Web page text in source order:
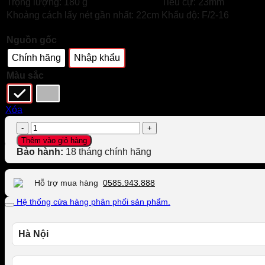
Khoảng cách lấy nét gần nhất: 22cm Khẩu độ: F/2-16
Nguồn gốc
Chính hãng
Nhập khẩu
Màu sắc
Xóa
Ống
kính
FUJIFILM
XF
23mm
f/2
WR
lượng
Thêm vào giỏ hàng
Bảo hành: 18 tháng chính hãng
Hỗ trợ mua hàng 0585.943.888
Hệ thống cửa hàng phân phối sản phẩm.
Hà Nội